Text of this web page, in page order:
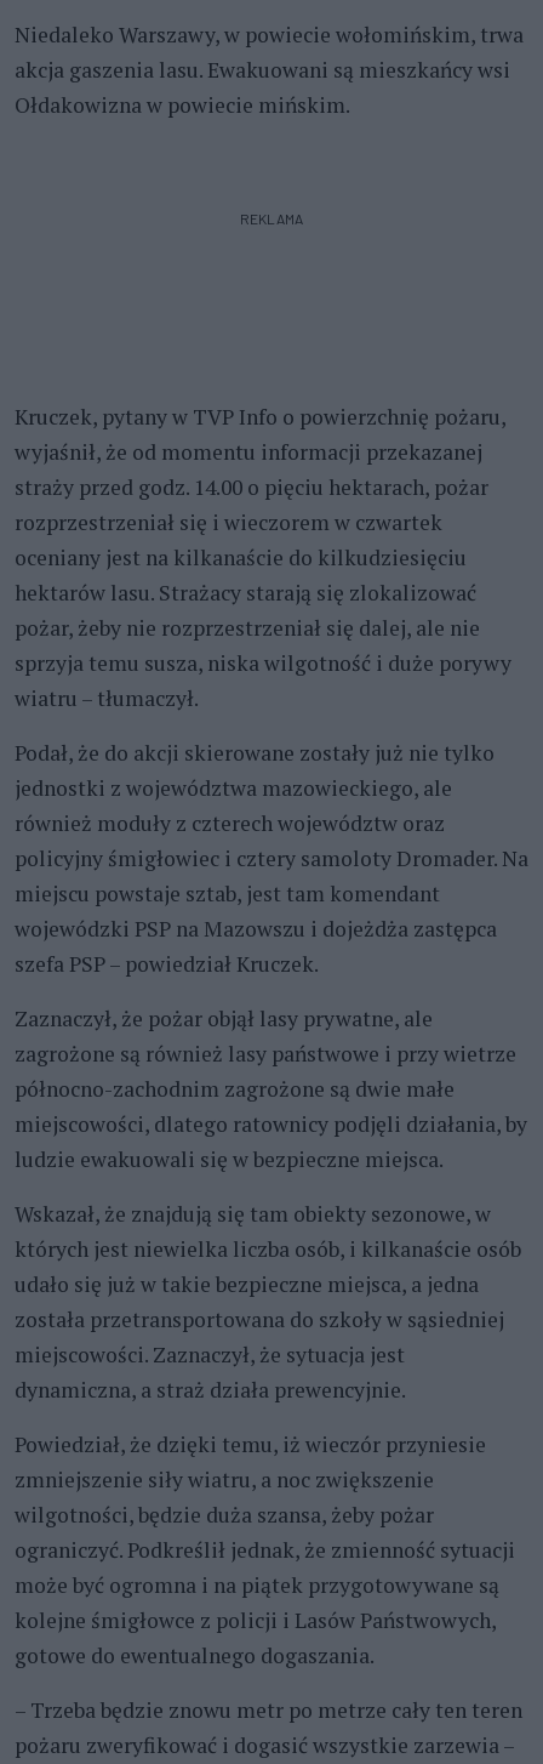
Niedaleko Warszawy, w powiecie wołomińskim, trwa
akcja gaszenia lasu. Ewakuowani są mieszkańcy wsi
Ołdakowizna w powiecie mińskim.
REKLAMA
Kruczek, pytany w TVP Info o powierzchnię pożaru,
wyjaśnił, że od momentu informacji przekazanej
straży przed godz. 14.00 o pięciu hektarach, pożar
rozprzestrzeniał się i wieczorem w czwartek
oceniany jest na kilkanaście do kilkudziesięciu
hektarów lasu. Strażacy starają się zlokalizować
pożar, żeby nie rozprzestrzeniał się dalej, ale nie
sprzyja temu susza, niska wilgotność i duże porywy
wiatru – tłumaczył.
Podał, że do akcji skierowane zostały już nie tylko
jednostki z województwa mazowieckiego, ale
również moduły z czterech województw oraz
policyjny śmigłowiec i cztery samoloty Dromader. Na
miejscu powstaje sztab, jest tam komendant
wojewódzki PSP na Mazowszu i dojeżdża zastępca
szefa PSP – powiedział Kruczek.
Zaznaczył, że pożar objął lasy prywatne, ale
zagrożone są również lasy państwowe i przy wietrze
północno-zachodnim zagrożone są dwie małe
miejscowości, dlatego ratownicy podjęli działania, by
ludzie ewakuowali się w bezpieczne miejsca.
Wskazał, że znajdują się tam obiekty sezonowe, w
których jest niewielka liczba osób, i kilkanaście osób
udało się już w takie bezpieczne miejsca, a jedna
została przetransportowana do szkoły w sąsiedniej
miejscowości. Zaznaczył, że sytuacja jest
dynamiczna, a straż działa prewencyjnie.
Powiedział, że dzięki temu, iż wieczór przyniesie
zmniejszenie siły wiatru, a noc zwiększenie
wilgotności, będzie duża szansa, żeby pożar
ograniczyć. Podkreślił jednak, że zmienność sytuacji
może być ogromna i na piątek przygotowywane są
kolejne śmigłowce z policji i Lasów Państwowych,
gotowe do ewentualnego dogaszania.
– Trzeba będzie znowu metr po metrze cały ten teren
pożaru zweryfikować i dogasić wszystkie zarzewia –